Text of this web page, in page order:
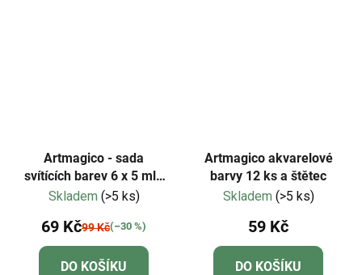
Artmagico - sada
svítících barev 6 x 5 ml -
neonové odstíny
Skladem (>5 ks)
69 Kč99 Kč(–30 %)
DO KOŠÍKU
Artmagico akvarelové
barvy 12 ks a štětec
Skladem (>5 ks)
59 Kč
DO KOŠÍKU